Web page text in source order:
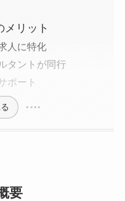
メリット
人に特化
タントが同行
ポート
要